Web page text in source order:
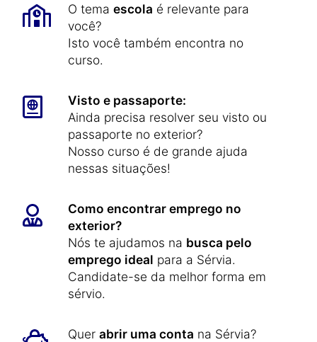
O tema escola é relevante para
você?
Isto você também encontra no
curso.
Visto e passaporte:
Ainda precisa resolver seu visto ou
passaporte no exterior?
Nosso curso é de grande ajuda
nessas situações!
Como encontrar emprego no
exterior?
Nós te ajudamos na busca pelo
emprego ideal para a Sérvia.
Candidate-se da melhor forma em
sérvio.
Quer abrir uma conta na Sérvia?